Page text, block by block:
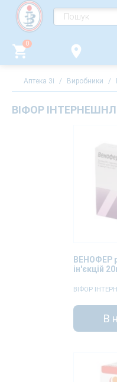
0
Аптека 3i / Виробники /
ВІФОР ІНТЕРНЕШНЛ
ВЕНОФЕР
ін'єкцій
ВІФОР
В